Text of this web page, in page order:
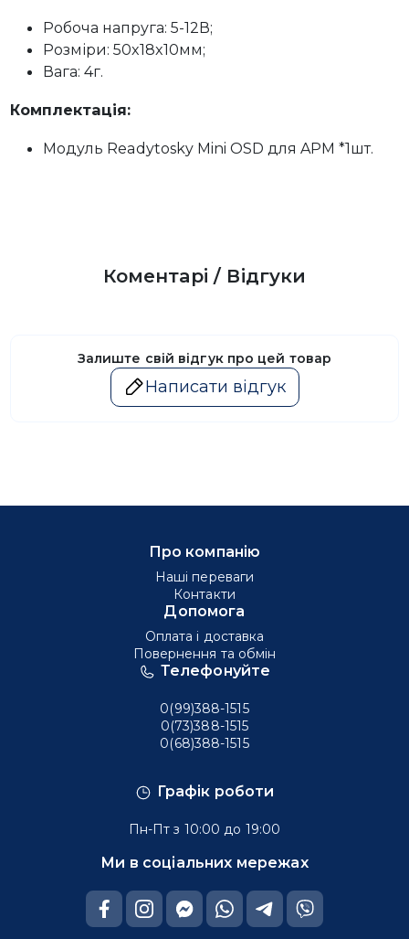
Робоча напруга: 5-12В;
Розміри: 50x18x10мм;
Вага: 4г.
Комплектація:
Модуль Readytosky Mini OSD для APM *1шт.
Коментарі / Відгуки
Залиште свій відгук про цей товар
Написати відгук
Графік роботи
Пн-Пт з 10:00 до 19:00
Ми в соціальних мережах
Телефонуйте
0(99)388-1515
0(73)388-1515
0(68)388-1515
Про компанію
Наші переваги
Контакти
Допомога
Оплата і доставка
Повернення та обмін